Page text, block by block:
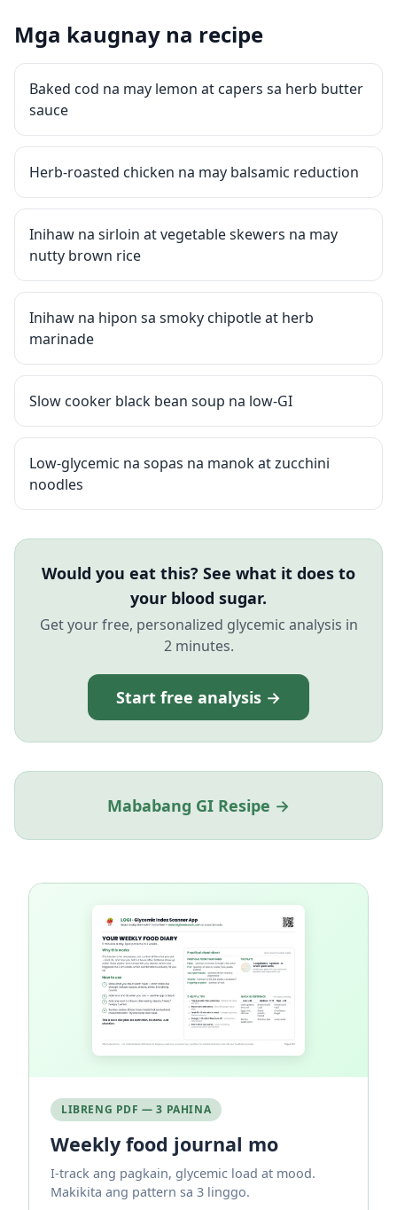
Mga kaugnay na recipe
Baked cod na may lemon at capers sa herb butter
sauce
Herb-roasted chicken na may balsamic reduction
Inihaw na sirloin at vegetable skewers na may
nutty brown rice
Inihaw na hipon sa smoky chipotle at herb
marinade
Slow cooker black bean soup na low-GI
Low-glycemic na sopas na manok at zucchini
noodles
Would you eat this? See what it does to
your blood sugar.
Get your free, personalized glycemic analysis in
2 minutes.
Start free analysis →
Mababang GI Resipe →
LIBRENG PDF — 3 PAHINA
Weekly food journal mo
I-track ang pagkain, glycemic load at mood.
Makikita ang pattern sa 3 linggo.